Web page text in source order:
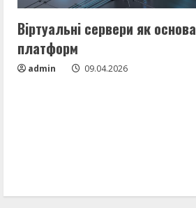
Віртуальні сервери як
платформ
admin 09.04.2026